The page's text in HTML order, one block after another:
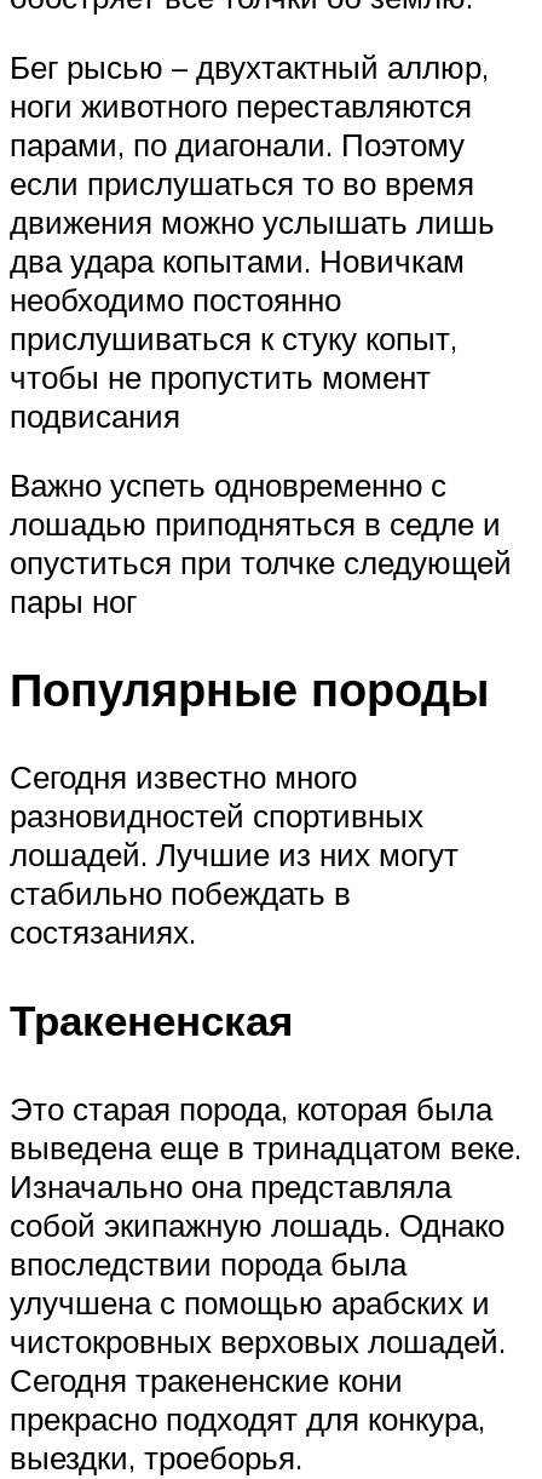
Бег рысью – двухтактный аллюр,
ноги животного переставляются
парами, по диагонали. Поэтому
если прислушаться то во время
движения можно услышать лишь
два удара копытами. Новичкам
необходимо постоянно
прислушиваться к стуку копыт,
чтобы не пропустить момент
подвисания
Важно успеть одновременно с
лошадью приподняться в седле и
опуститься при толчке следующей
пары ног
Популярные породы
Сегодня известно много
разновидностей спортивных
лошадей. Лучшие из них могут
стабильно побеждать в
состязаниях.
Тракененская
Это старая порода, которая была
выведена еще в тринадцатом веке.
Изначально она представляла
собой экипажную лошадь. Однако
впоследствии порода была
улучшена с помощью арабских и
чистокровных верховых лошадей.
Сегодня тракененские кони
прекрасно подходят для конкура,
выездки, троеборья.